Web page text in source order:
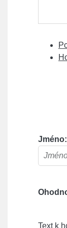
Jméno:
Text k